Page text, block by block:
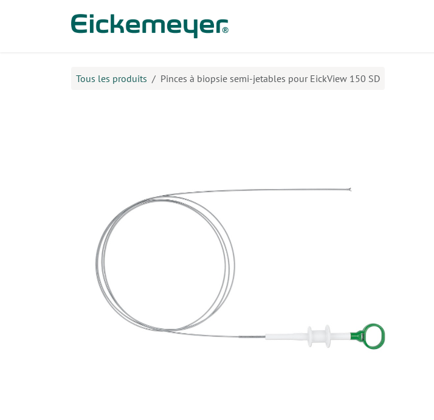
Tous les produits Pinces à biopsie semi-jetables pour EickView 150 SD